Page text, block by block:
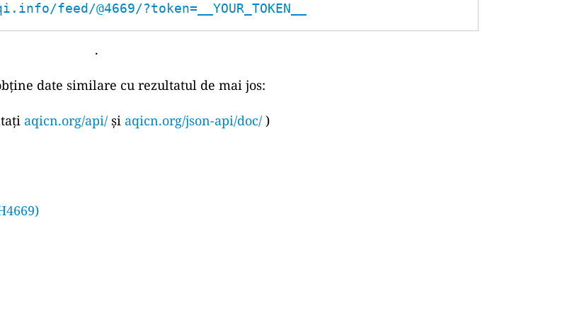
feed/@4669/?token=__YOUR_TOKEN__
.
date similare cu rezultatul de mai jos:
aqicn.org/api/ și aqicn.org/json-api/doc/ )